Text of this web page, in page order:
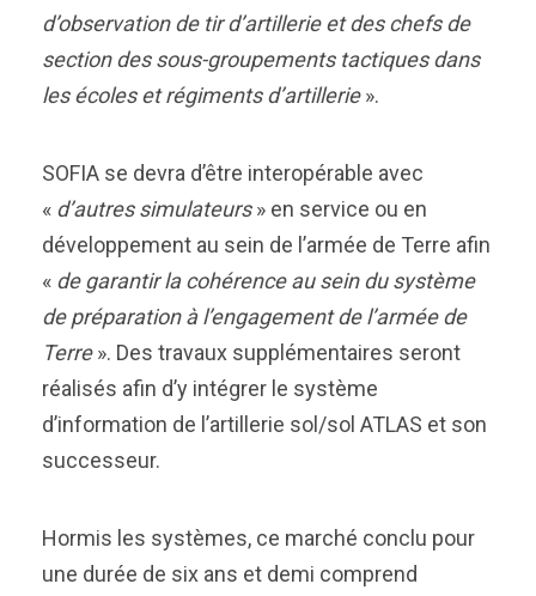
d’observation de tir d’artillerie et des chefs de
section des sous-groupements tactiques dans
les écoles et régiments d’artillerie».
SOFIA se devra d’être interopérable avec
« d’autres simulateurs» en service ou en
développement au sein de l’armée de Terre afin
« de garantir la cohérence au sein du système
de préparation à l’engagement de l’armée de
Terre». Des travaux supplémentaires seront
réalisés afin d’y intégrer le système
d’information de l’artillerie sol/sol ATLAS et son
successeur.
Hormis les systèmes, ce marché conclu pour
une durée de six ans et demi comprend